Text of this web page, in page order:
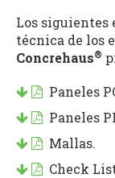
Los
técnica de los
Concrehaus®
Paneles
Paneles
Mallas.
Check